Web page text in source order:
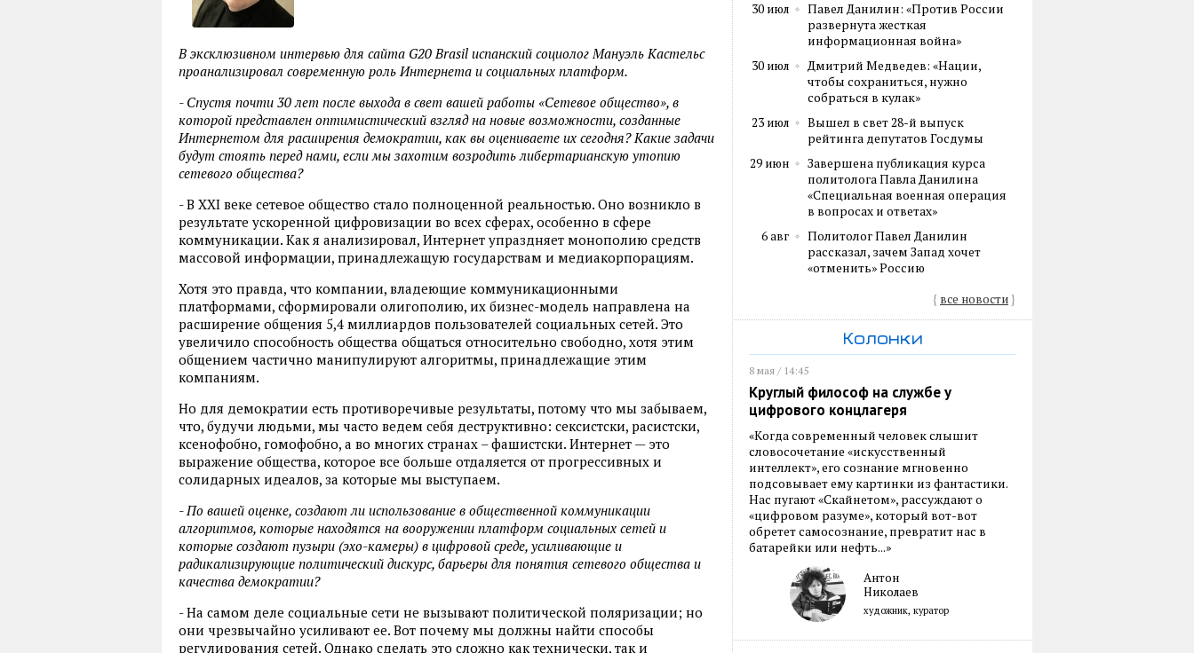
В эксклюзивном интервью для сайта G20 Brasil испанский социолог Мануэль Кастельс
проанализировал современную роль Интернета и социальных платформ.
- Спустя почти 30 лет после выхода в свет вашей работы «Сетевое общество», в
которой представлен оптимистический взгляд на новые возможности, созданные
Интернетом для расширения демократии, как вы оцениваете их сегодня? Какие задачи
будут стоять перед нами, если мы захотим возродить либертарианскую утопию
сетевого общества?
- В XXI веке сетевое общество стало полноценной реальностью. Оно возникло в
результате ускоренной цифровизации во всех сферах, особенно в сфере
коммуникации. Как я анализировал, Интернет упраздняет монополию средств
массовой информации, принадлежащую государствам и медиакорпорациям.
Хотя это правда, что компании, владеющие коммуникационными
платформами, сформировали олигополию, их бизнес-модель направлена на
расширение общения 5,4 миллиардов пользователей социальных сетей. Это
увеличило способность общества общаться относительно свободно, хотя этим
общением частично манипулируют алгоритмы, принадлежащие этим
компаниям.
Но для демократии есть противоречивые результаты, потому что мы забываем,
что, будучи людьми, мы часто ведем себя деструктивно: сексистски, расистски,
ксенофобно, гомофобно, а во многих странах – фашистски. Интернет — это
выражение общества, которое все больше отдаляется от прогрессивных и
солидарных идеалов, за которые мы выступаем.
- По вашей оценке, создают ли использование в общественной коммуникации
алгоритмов, которые находятся на вооружении платформ социальных сетей и
которые создают пузыри (эхо-камеры) в цифровой среде, усиливающие и
радикализирующие политический дискурс, барьеры для понятия сетевого общества и
качества демократии?
- На самом деле социальные сети не вызывают политической поляризации; но
они чрезвычайно усиливают ее. Вот почему мы должны найти способы
регулирования сетей. Однако сделать это сложно как технически, так и
30 июл
Павел Данилин: «Против России
развернута жесткая
информационная война»
30 июл
Дмитрий Медведев: «Нации,
чтобы сохраниться, нужно
собраться в кулак»
23 июл
Вышел в свет 28-й выпуск
рейтинга депутатов Госдумы
29 июн
Завершена публикация курса
политолога Павла Данилина
«Специальная военная операция
в вопросах и ответах»
6 авг
Политолог Павел Данилин
рассказал, зачем Запад хочет
«отменить» Россию
{ все новости}
Колонки
8 мая / 14:45
Круглый философ на службе у
цифрового концлагеря
«Когда современный человек слышит
словосочетание «искусственный
интеллект», его сознание мгновенно
подсовывает ему картинки из фантастики.
Нас пугают «Скайнетом», рассуждают о
«цифровом разуме», который вот-вот
обретет самосознание, превратит нас в
батарейки или нефть...»
Антон
Николаев
художник, куратор